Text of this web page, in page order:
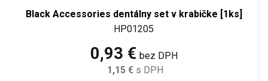
Black Accessories dentálny set v krabičke [1ks]
HP01205
0,93 € bez DPH
1,15 € s DPH